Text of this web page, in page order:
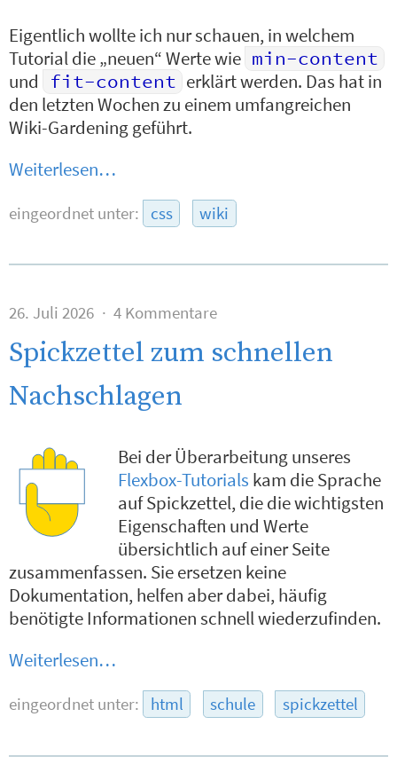
Eigentlich wollte ich nur schauen, in welchem
Tutorial die „neuen“ Werte wie min-content
und
fit-content erklärt werden. Das hat in
den letzten Wochen zu einem umfangreichen
Wiki-Gardening geführt.
Weiterlesen…
eingeordnet unter: css wiki
26. Juli 2026 4 Kommentare
Spickzettel zum schnellen
Nachschlagen
Bei der Überarbeitung unseres
Flexbox-Tutorials kam die Sprache
auf Spickzettel, die die wichtigsten
Eigenschaften und Werte
übersichtlich auf einer Seite
zusammenfassen. Sie ersetzen keine
Dokumentation, helfen aber dabei, häufig
benötigte Informationen schnell wiederzufinden.
Weiterlesen…
eingeordnet unter: html schule spickzettel